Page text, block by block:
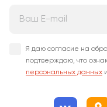
Я даю согласие на
подтверждаю, что
персональных данных и